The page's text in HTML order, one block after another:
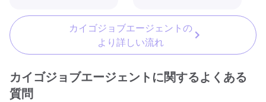
カイゴジョブエージェントの
より詳しい流れ
カイゴジョブエージェントに関するよくある
質問